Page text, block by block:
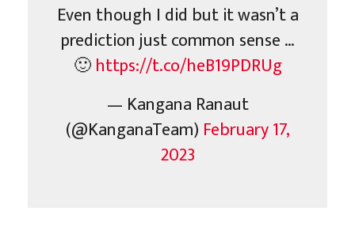
Even though I did but it wasn’t a
prediction just common sense …
🙂https://t.co/heB19PDRUg
— Kangana Ranaut
(@KanganaTeam) February 17,
2023